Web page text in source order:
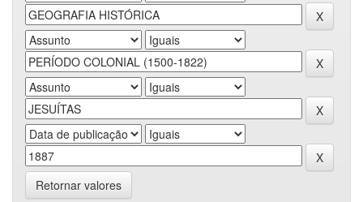
Retornar valores